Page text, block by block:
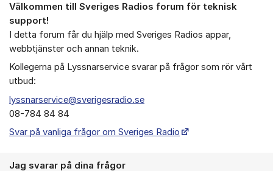
Om forumet
Välkommen till Sveriges Radios forum för teknisk
support!
I detta forum får du hjälp med Sveriges Radios appar,
webbtjänster och annan teknik.
Kollegerna på Lyssnarservice svarar på frågor som rör vårt
utbud:
lyssnarservice@sverigesradio.se
08-784 84 84
Svar på vanliga frågor om Sveriges Radio
Jag svarar på dina frågor